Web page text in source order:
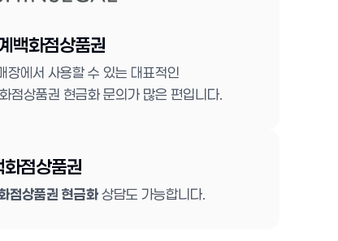
백화점상품권
장에서 사용할 수 있는 대표적인
점상품권 현금화 문의가 많은 편입니다.
화점상품권
점상품권 현금화 상담도 가능합니다.